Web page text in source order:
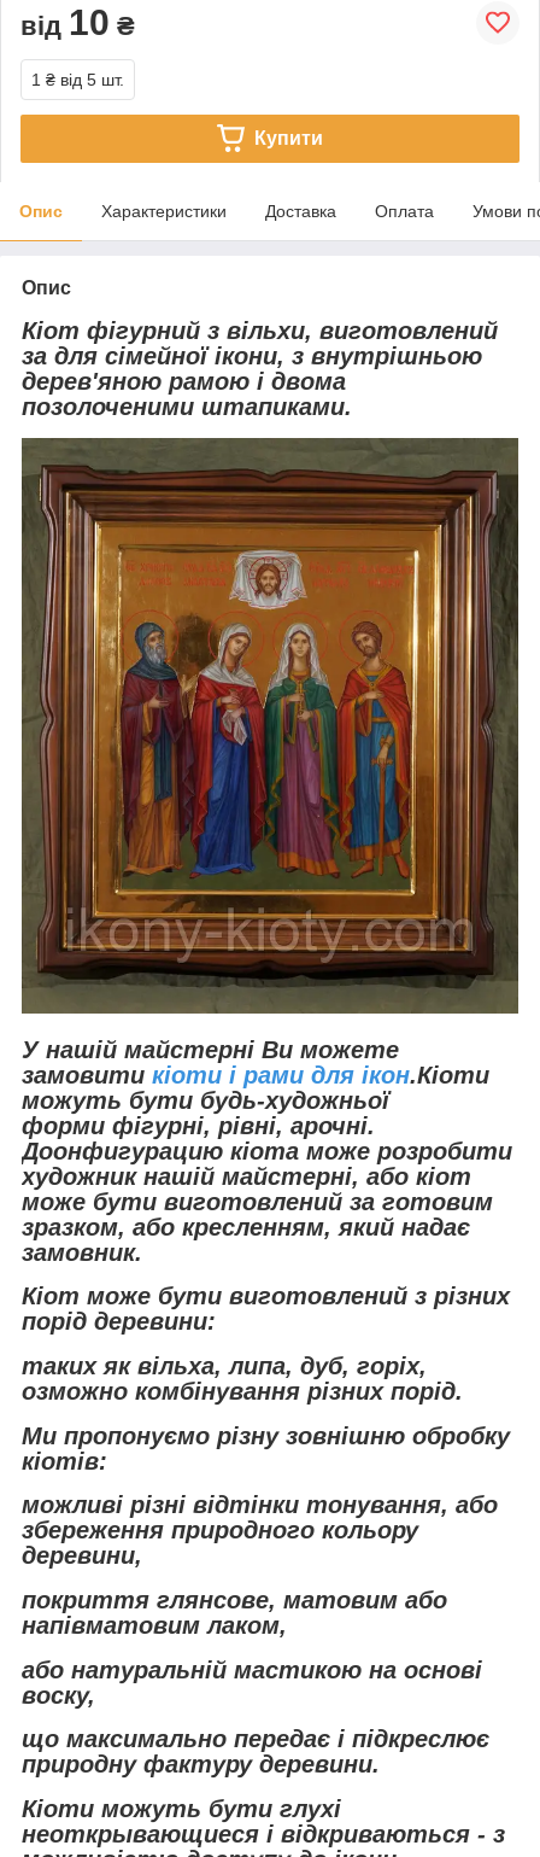
від 10 ₴
1 ₴ від 5 шт.
Купити
Опис Характеристики Доставка Оплата Умови
Опис
Кіот фігурний з вільхи, виготовлений
за для сімейної ікони, з внутрішньою
дерев'яною рамою і двома
позолоченими штапиками.
У нашій майстерні Ви можете
замовити кіоти і рами для ікон.Кіоти
можуть бути будь-художньої
форми фігурні, рівні, арочні.
Доонфигурацию кіота може розробити
художник нашій майстерні, або кіот
може бути виготовлений за готовим
зразком, або кресленням, який надає
замовник.
Кіот може бути виготовлений з різних
порід деревини:
таких як вільха, липа, дуб, горіх,
озможно комбінування різних порід.
Ми пропонуємо різну зовнішню обробку
кіотів:
можливі різні відтінки тонування, або
збереження природного кольору
деревини,
покриття глянсове, матовим або
напівматовим лаком,
або натуральній мастикою на основі
воску,
що максимально передає і підкреслює
природну фактуру деревини.
Кіоти можуть бути глухі
неоткрывающиеся і відкриваються - з